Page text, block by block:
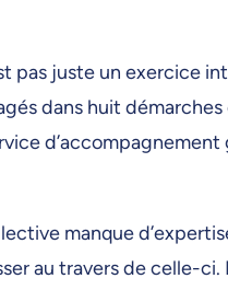
pas juste un exercice
dans huit
manque
au travers de celle-ci.